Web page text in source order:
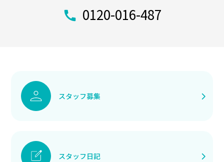
0120-016-487
スタッフ募集
スタッフ日記